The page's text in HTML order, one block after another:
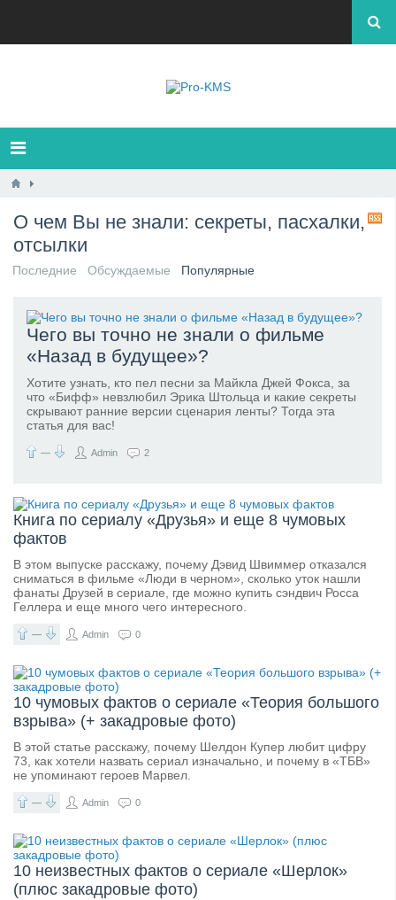
О чем Вы не знали: секреты, пасхалки,
отсылки
Последние Обсуждаемые Популярные
Чего вы точно не знали о фильме
«Назад в будущее»?
Хотите узнать, кто пел песни за Майкла Джей Фокса, за
что «Бифф» невзлюбил Эрика Штольца и какие секреты
скрывают ранние версии сценария ленты? Тогда эта
статья для вас!
— Admin 2
Книга по сериалу «Друзья» и еще 8 чумовых
фактов
В этом выпуске расскажу, почему Дэвид Швиммер отказался
сниматься в фильме «Люди в черном», сколько уток нашли
фанаты Друзей в сериале, где можно купить сэндвич Росса
Геллера и еще много чего интересного.
— Admin 0
10 чумовых фактов о сериале «Теория большого
взрыва» (+ закадровые фото)
В этой статье расскажу, почему Шелдон Купер любит цифру
73, как хотели назвать сериал изначально, и почему в «ТБВ»
не упоминают героев Марвел.
— Admin 0
10 неизвестных фактов о сериале «Шерлок»
(плюс закадровые фото)